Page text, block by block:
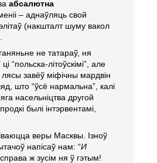
абсалютна
– аднаўляць свой
(накшталт шуму вакол
не татараў, ня
“польска-літоўскімі”, але
завёў міфічны мардвін
што “ўсё нармальна”, калі
насельніцтва другой
былі інтэрвентамі,
веры Масквы. Ізноў
напісаў нам: “И
ж зусім ня ў гэтым!